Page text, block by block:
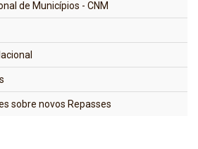
de Municípios - CNM
sobre novos Repasses